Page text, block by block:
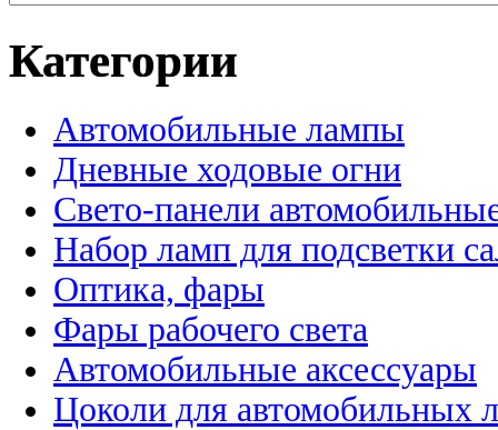
Категории
Автомобильные лампы
Дневные ходовые огни
Свето-панели
Набор ламп для подсветки
Оптика, фары
Фары рабочего света
Автомобильные аксессуары
Цоколи для автомобильных